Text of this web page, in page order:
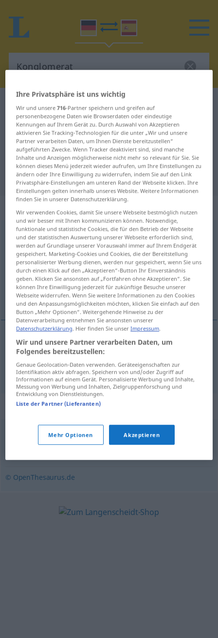
Deutsch-Spanisch Übersetzung für
"Konglomerat"
"Konglomerat" Spanisch
Übersetzung
„Konglomerat“ : Neutrum
Konglomerat [kɔnglomeˈraːt]n < Konglomerat(e)s;
Konglomerate>
Übersicht aller Übersetzungen
(Für mehr Details die Übersetzung anklicken/antippen)
conglomerado, mezcla
conglomeradom Konglomerat
mezclaf Konglomerat FIG
Synonyme für "Konglomerat"
Ansammlung,Ballung,Kulmination,Anhäufung
© OpenThesaurus.de
Ihre Privatsphäre ist uns wichtig
Wir und unsere716-Partner speichern und greifen auf
personenbezogene Daten wie Browserdaten oder eindeutige
Kennungen auf Ihrem Gerät zu. Durch Auswahl von Akzeptieren
aktivieren Sie Tracking-Technologien für die unter „Wir und unsere
Partner verarbeiten Daten, um Ihnen Dienste bereitzustellen“
aufgeführten Zwecke. Wenn Tracker deaktiviert sind, sind manche
Inhalte und Anzeigen möglicherweise nicht mehr so relevant für Sie. Sie
können dieses Menü jederzeit wieder aufrufen, um Ihre Einstellungen zu
ändern oder Ihre Einwilligung zu widerrufen, indem Sie auf den Link
Privatsphäre-Einstellungen am unteren Rand der Webseite klicken. Ihre
Einstellungen gelten innerhalb unseres Website. Weitere Informationen
finden Sie in unserer Datenschutzerklärung.
Wir verwenden Cookies, damit Sie unsere Webseite bestmöglich nutzen
und wir besser mit Ihnen kommunizieren können. Notwendige,
funktionale und statistische Cookies, die für den Betrieb der Webseite
und der statistischen Auswertung unserer Webseite erforderlich sind,
werden auf Grundlage unserer Vorauswahl immer auf Ihrem Endgerät
gespeichert. Marketing-Cookies und Cookies, die der Bereitstellung
personalisierter Werbung dienen, werden nur gespeichert, wenn Sie uns
durch einen Klick auf den „Akzeptieren“-Button Ihr Einverständnis
geben. Klicken Sie ansonsten auf „Fortfahren ohne Akzeptieren“. Sie
können Ihre Einwilligung jederzeit für zukünftige Besuche unserer
Webseite widerrufen. Wenn Sie weitere Informationen zu den Cookies
und den Anpassungsmöglichkeiten möchten, klicken Sie einfach auf den
Button „Mehr Optionen“. Weitergehende Hinweise zu der
Datenverarbeitung entnehmen Sie ansonsten unserer
Datenschutzerklärung. Hier finden Sie unserImpressum.
Wir und unsere Partner verarbeiten Daten, um
Folgendes bereitzustellen:
Genaue Geolocation-Daten verwenden. Geräteeigenschaften zur
Identifikation aktiv abfragen. Speichern von und/oder Zugriff auf
Informationen auf einem Gerät. Personalisierte Werbung und Inhalte,
Messung von Werbung und Inhalten, Zielgruppenforschung und
Entwicklung von Dienstleistungen.
Liste der Partner (Lieferanten)
Mehr Optionen Akzeptieren